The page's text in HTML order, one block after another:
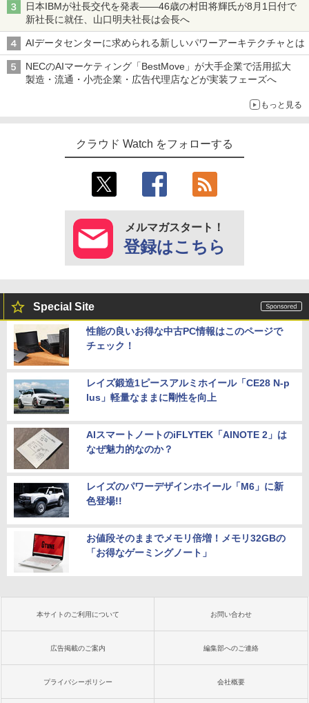
日本IBMが社長交代を発表――46歳の村田将輝氏が8月1日付で
新社長に就任、山口明夫社長は会長へ
AIデータセンターに求められる新しいパワーアーキテクチャとは
NECのAIマーケティング「BestMove」が大手企業で活用拡大
製造・流通・小売企業・広告代理店などが実装フェーズへ
もっと見る
クラウド Watch をフォローする
メルマガスタート！
登録はこちら
Special Site
性能の良いお得な中古PC情報はこのページで
チェック！
レイズ鍛造1ピースアルミホイール「CE28 N-p
lus」軽量なままに剛性を向上
AIスマートノートのiFLYTEK「AINOTE 2」は
なぜ魅力的なのか？
レイズのパワーデザインホイール「M6」に新
色登場!!
お値段そのままでメモリ倍増！メモリ32GBの
「お得なゲーミングノート」
本サイトのご利用について お問い合わせ
広告掲載のご案内 編集部へのご連絡
プライバシーポリシー 会社概要